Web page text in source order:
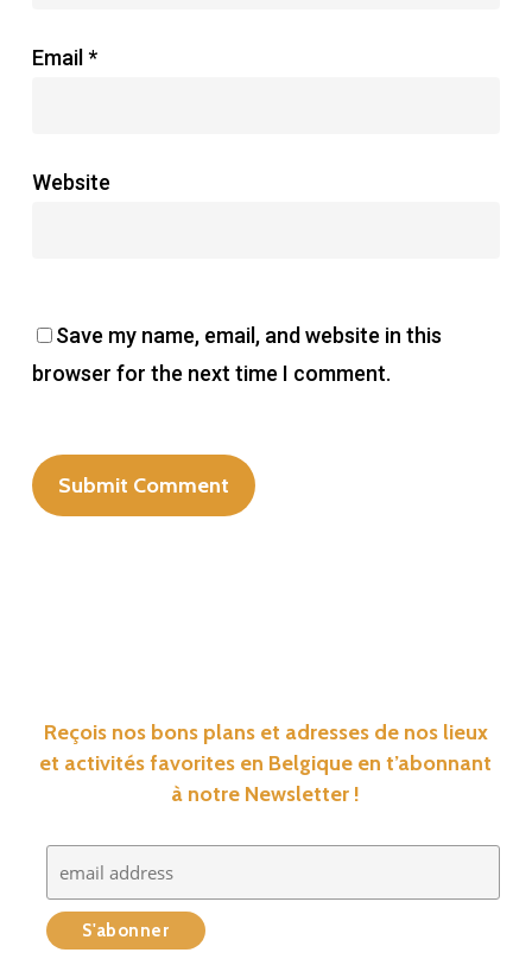
Email *
Website
Save my name, email, and website in this
browser for the next time I comment.
Reçois nos bons plans et adresses de nos lieux
et activités favorites en Belgique en t’abonnant
à notre Newsletter !